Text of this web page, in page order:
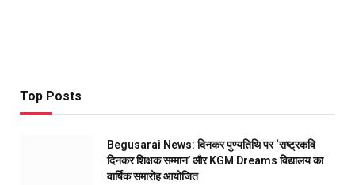
Top Posts
Begusarai News: दिनकर पुण्यतिथि पर ‘राष्ट्रकवि
दिनकर शिक्षक सम्मान’ और KGM Dreams विद्यालय का
वार्षिक समारोह आयोजित